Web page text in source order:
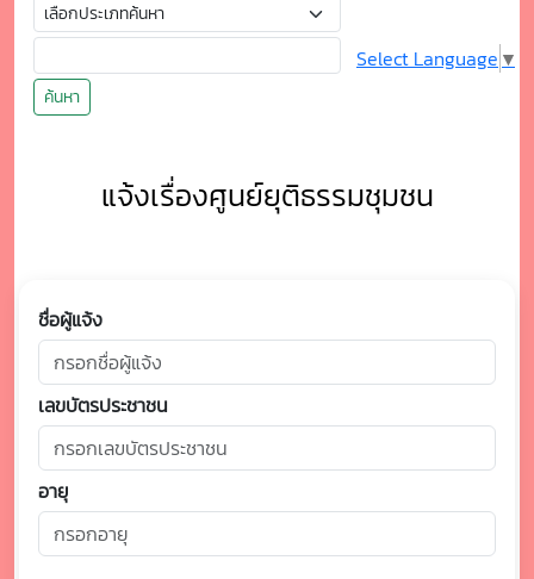
ค้นหา
Select Language ▼
แจ้งเรื่องศูนย์ยุติธรรมชุมชน
ชื่อผู้แจ้ง
เลขบัตรประชาชน
อายุ